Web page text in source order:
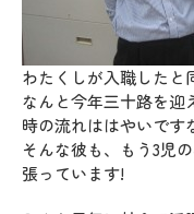
わたくしが入職したと
なんと今年三十路を迎
時の流れははやいです
そんな彼も、もう3児
張っています!